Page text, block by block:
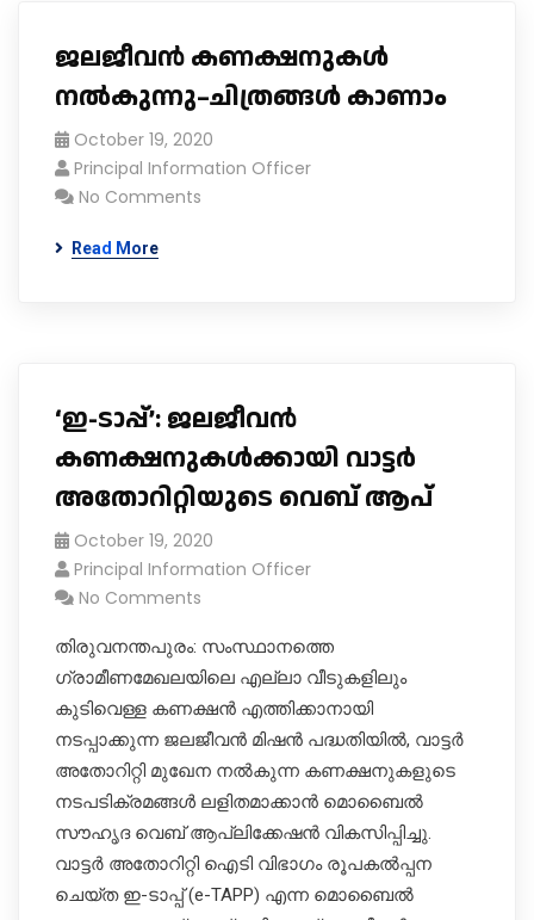
ജലജീവൻ കണക്ഷനുകൾ
നൽകുന്നു–ചിത്രങ്ങൾ കാണാം
October 19, 2020
Principal Information Officer
No Comments
Read More
‘ഇ-ടാപ്പ്’: ജലജീവൻ
കണക്ഷനുകൾക്കായി വാട്ടർ
അതോറിറ്റിയുടെ വെബ് ആപ്
October 19, 2020
Principal Information Officer
No Comments
തിരുവനന്തപുരം: സംസ്ഥാനത്തെ ​
ഗ്രാമീണമേഖലയിലെ എല്ലാ വീടുകളിലും
കുടിവെള്ള കണക്ഷൻ എത്തിക്കാനായി
നടപ്പാക്കുന്ന ജലജീവൻ മിഷൻ പദ്ധതിയിൽ, വാട്ടർ
അതോറിറ്റി മുഖേന നൽകുന്ന കണക്ഷനുകളുടെ
നടപടിക്രമങ്ങൾ ലളിതമാക്കാൻ മൊബൈൽ
സൗഹൃദ വെബ് ആപ്ലിക്കേഷൻ വികസിപ്പിച്ചു.
വാട്ടർ അതോറിറ്റി ഐടി വിഭാ​ഗം രൂപകൽപ്പന
ചെയ്ത ഇ-ടാപ്പ് (e-TAPP) എന്ന മൊബൈൽ